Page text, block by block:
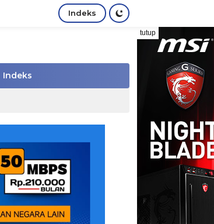
Indeks
tutup
Indeks